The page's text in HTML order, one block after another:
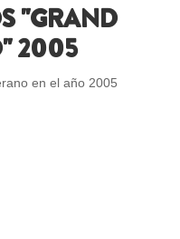
"GRAND
2005
en el año 2005